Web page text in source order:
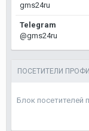
gms24ru
Telegram
@gms24ru
ПОСЕТИТЕЛИ
Блок посетителей